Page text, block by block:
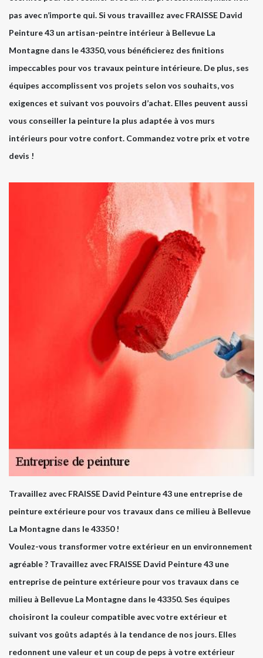
pas avec n’importe qui. Si vous travaillez avec FRAISSE David
Peinture 43 un artisan-peintre intérieur à Bellevue La
Montagne dans le 43350, vous bénéficierez des finitions
impeccables pour vos travaux peinture intérieure. De plus, ses
équipes accomplissent vos projets selon vos souhaits, vos
exigences et suivant vos pouvoirs d’achat. Elles peuvent aussi
vous conseiller la peinture la plus adaptée à vos murs
intérieurs pour votre confort. Commandez votre prix et votre
devis !
Travaillez avec FRAISSE David Peinture 43 une entreprise de
peinture extérieure pour vos travaux dans ce milieu à Bellevue
La Montagne dans le 43350 !
Voulez-vous transformer votre extérieur en un environnement
agréable ? Travaillez avec FRAISSE David Peinture 43 une
entreprise de peinture extérieure pour vos travaux dans ce
milieu à Bellevue La Montagne dans le 43350. Ses équipes
choisiront la couleur compatible avec votre extérieur et
suivant vos goûts adaptés à la tendance de nos jours. Elles
redonnent une valeur et un coup de peps à votre extérieur